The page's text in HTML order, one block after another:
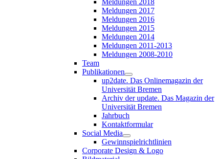
Meldungen 2017
Meldungen 2016
Meldungen 2015
Meldungen 2014
Meldungen 2011-2013
Meldungen 2008-2010
Team
Publikationen
up2date. Das Onlinemagazin der
Universität Bremen
Archiv der update. Das Magazin der
Universität Bremen
Jahrbuch
Kontaktformular
Social Media
Gewinnspielrichtlinien
Corporate Design & Logo